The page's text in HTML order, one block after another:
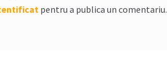
pentru a publica un comentariu.